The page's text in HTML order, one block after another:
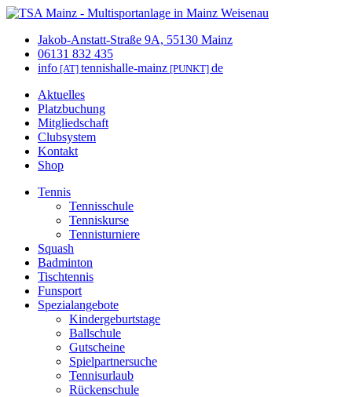
Jakob-Anstatt-Straße 9A, 55130 Mainz
06131 832 435
info [AT] tennishalle-mainz [PUNKT] de
Aktuelles
Platzbuchung
Mitgliedschaft
Clubsystem
Kontakt
Shop
Tennis
Tennisschule
Tenniskurse
Tennisturniere
Squash
Badminton
Tischtennis
Funsport
Spezialangebote
Kindergeburtstage
Ballschule
Gutscheine
Spielpartnersuche
Tennisurlaub
Rückenschule